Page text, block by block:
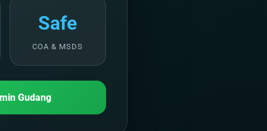
Safe
COA & MSDS
Gudang